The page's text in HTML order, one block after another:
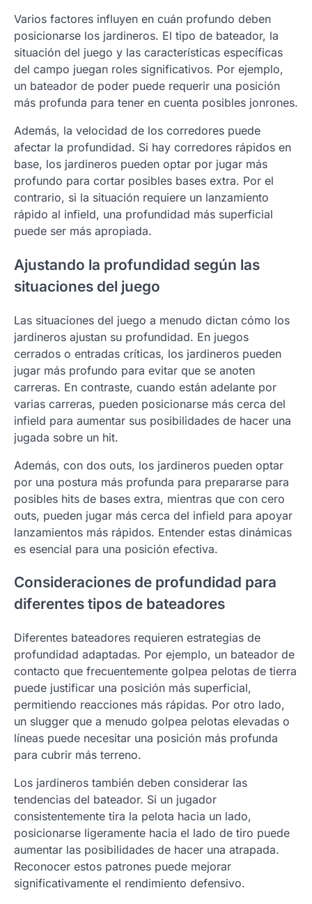
Varios factores influyen en cuán profundo deben
posicionarse los jardineros. El tipo de bateador, la
situación del juego y las características específicas
del campo juegan roles significativos. Por ejemplo,
un bateador de poder puede requerir una posición
más profunda para tener en cuenta posibles jonrones.
Además, la velocidad de los corredores puede
afectar la profundidad. Si hay corredores rápidos en
base, los jardineros pueden optar por jugar más
profundo para cortar posibles bases extra. Por el
contrario, si la situación requiere un lanzamiento
rápido al infield, una profundidad más superficial
puede ser más apropiada.
Ajustando la profundidad según las
situaciones del juego
Las situaciones del juego a menudo dictan cómo los
jardineros ajustan su profundidad. En juegos
cerrados o entradas críticas, los jardineros pueden
jugar más profundo para evitar que se anoten
carreras. En contraste, cuando están adelante por
varias carreras, pueden posicionarse más cerca del
infield para aumentar sus posibilidades de hacer una
jugada sobre un hit.
Además, con dos outs, los jardineros pueden optar
por una postura más profunda para prepararse para
posibles hits de bases extra, mientras que con cero
outs, pueden jugar más cerca del infield para apoyar
lanzamientos más rápidos. Entender estas dinámicas
es esencial para una posición efectiva.
Consideraciones de profundidad para
diferentes tipos de bateadores
Diferentes bateadores requieren estrategias de
profundidad adaptadas. Por ejemplo, un bateador de
contacto que frecuentemente golpea pelotas de tierra
puede justificar una posición más superficial,
permitiendo reacciones más rápidas. Por otro lado,
un slugger que a menudo golpea pelotas elevadas o
líneas puede necesitar una posición más profunda
para cubrir más terreno.
Los jardineros también deben considerar las
tendencias del bateador. Si un jugador
consistentemente tira la pelota hacia un lado,
posicionarse ligeramente hacia el lado de tiro puede
aumentar las posibilidades de hacer una atrapada.
Reconocer estos patrones puede mejorar
significativamente el rendimiento defensivo.